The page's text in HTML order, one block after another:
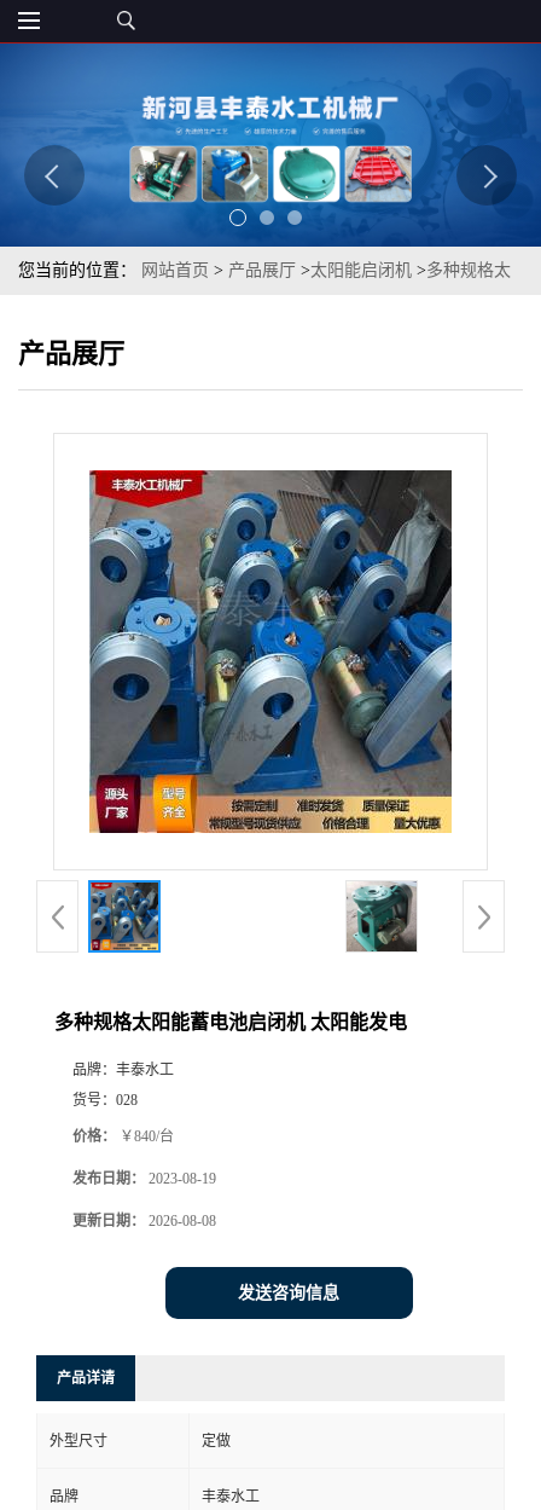
您当前的位置： 网站首页 > 产品展厅 >太阳能启闭机 >多种规格太
产品展厅
多种规格太阳能蓄电池启闭机 太阳能发电
品牌： 丰泰水工
货号： 028
价格： ￥840/台
发布日期： 2023-08-19
更新日期： 2026-08-08
发送咨询信息
产品详请
外型尺寸 定做
品牌 丰泰水工